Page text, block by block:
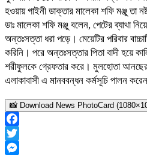
হওয়ায় গাইনী ডাক্তার মালেকা শফি মঞ্জু তা
ডাঃ মালেকা শফি মঞ্জু বলেন, পেটের ব্যাথা
অন্তঃসত্তা ধরা পড়ে। মেয়েটির পরিবার
করিনি। পরে অন্তঃসত্তার পিতা বাদী হয়ে
শরীফুলকে গ্রেফতার করে। মুলহোতা
এলাকাবাসী এ মানববন্ধন কর্মসূচি পালন
📸 Download News PhotoCard
Facebook
Twitter